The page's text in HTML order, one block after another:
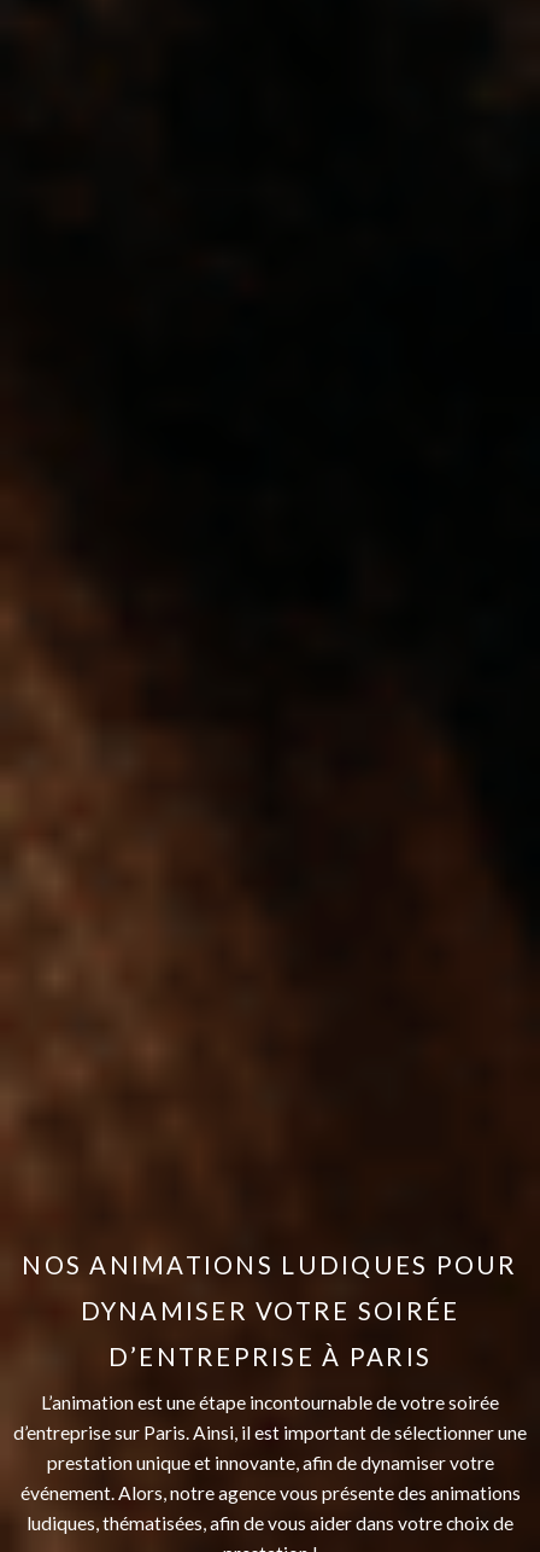
NOS ANIMATIONS LUDIQUES POUR
DYNAMISER VOTRE SOIRÉE
D’ENTREPRISE À PARIS
L’animation est une étape incontournable de votre soirée
d’entreprise sur Paris. Ainsi, il est important de sélectionner une
prestation unique et innovante, afin de dynamiser votre
événement. Alors, notre agence vous présente des animations
ludiques, thématisées, afin de vous aider dans votre choix de